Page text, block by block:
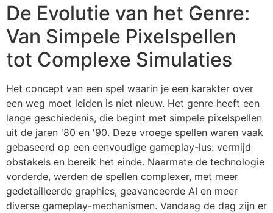
De Evolutie van het Genre:
Van Simpele Pixelspellen
tot Complexe Simulaties
Het concept van een spel waarin je een karakter over
een weg moet leiden is niet nieuw. Het genre heeft een
lange geschiedenis, die begint met simpele pixelspellen
uit de jaren '80 en '90. Deze vroege spellen waren vaak
gebaseerd op een eenvoudige gameplay-lus: vermijd
obstakels en bereik het einde. Naarmate de technologie
vorderde, werden de spellen complexer, met meer
gedetailleerde graphics, geavanceerde AI en meer
diverse gameplay-mechanismen. Vandaag de dag zijn er